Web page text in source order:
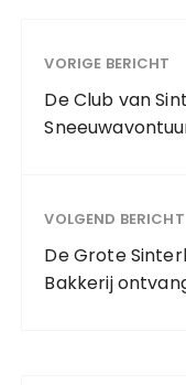
VORIGE BERICHT
De Club van
VOLGEND BERICHT
De Grote
Bakkerij